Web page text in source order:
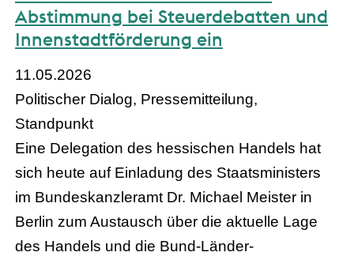
Abstimmung bei Steuerdebatten und
Innenstadtförderung ein
11.05.2026
Politischer Dialog, Pressemitteilung,
Standpunkt
Eine Delegation des hessischen Handels hat
sich heute auf Einladung des Staatsministers
im Bundeskanzleramt Dr. Michael Meister in
Berlin zum Austausch über die aktuelle Lage
des Handels und die Bund-Länder-